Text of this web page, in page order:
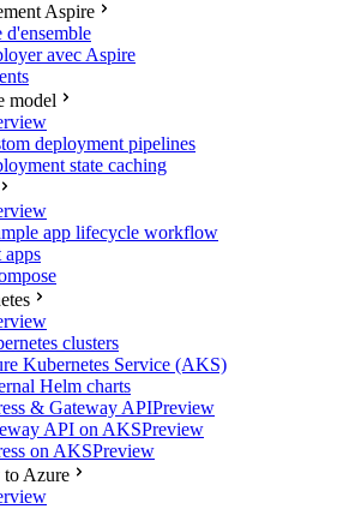
Aspire
d'ensemble
avec Aspire
model
deployment pipelines
state caching
app lifecycle workflow
apps
clusters
Kubernetes Service (AKS)
Helm charts
& Gateway APIPreview
API on AKSPreview
on AKSPreview
Azure